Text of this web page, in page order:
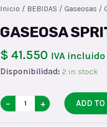
Inicio / BEBIDAS / Gaseosas /
GASEOSA
$ 41.550 IVA incluido
Disponibilidad: 2 in stock
GASEOSA
SPRITEx1.5
− + ADD TO